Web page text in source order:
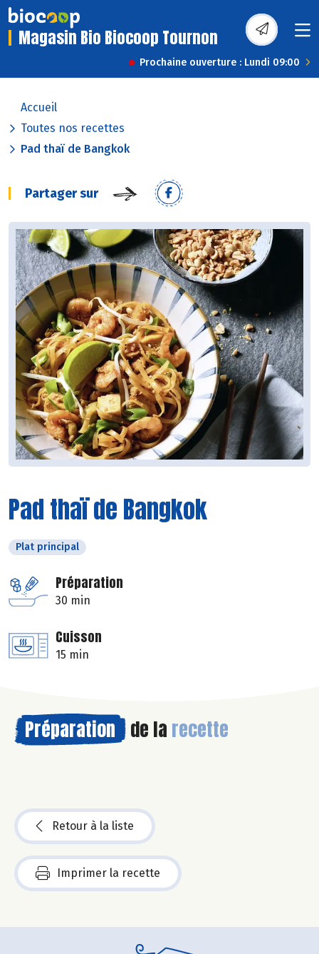
Magasin Bio Biocoop Tournon
Prochaine ouverture : Lundi 09:00
Accueil
Toutes nos recettes
Pad thaï de Bangkok
Partager sur
Pad thaï de Bangkok
Plat principal
Préparation
30 min
Cuisson
15 min
Préparation de la recette
Retour à la liste
Imprimer la recette